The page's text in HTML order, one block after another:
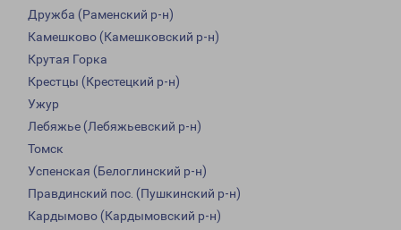
Дружба (Раменский р-н)
Камешково (Камешковский р-н)
Крутая Горка
Крестцы (Крестецкий р-н)
Ужур
Лебяжье (Лебяжьевский р-н)
Томск
Успенская (Белоглинский р-н)
Правдинский пос. (Пушкинский р-н)
Кардымово (Кардымовский р-н)